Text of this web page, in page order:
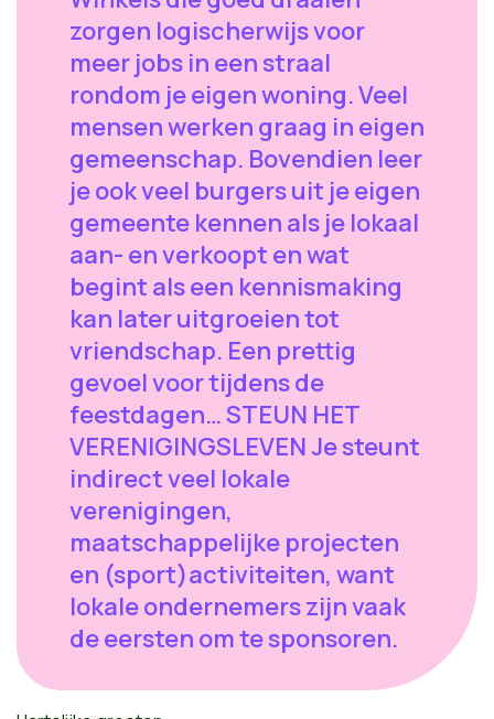
zorgen logischerwijs voor
meer jobs in een straal
rondom je eigen woning. Veel
mensen werken graag in eigen
gemeenschap. Bovendien leer
je ook veel burgers uit je eigen
gemeente kennen als je lokaal
aan- en verkoopt en wat
begint als een kennismaking
kan later uitgroeien tot
vriendschap. Een prettig
gevoel voor tijdens de
feestdagen… STEUN HET
VERENIGINGSLEVEN Je steunt
indirect veel lokale
verenigingen,
maatschappelijke projecten
en (sport)activiteiten, want
lokale ondernemers zijn vaak
de eersten om te sponsoren.